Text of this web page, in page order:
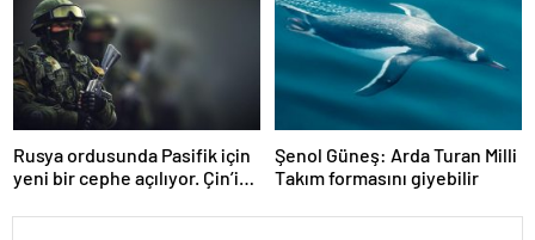
Rusya ordusunda Pasifik için
yeni bir cephe açılıyor. Çin’in
Şenol Güneş: Arda Turan Milli
Takım formasını giyebilir